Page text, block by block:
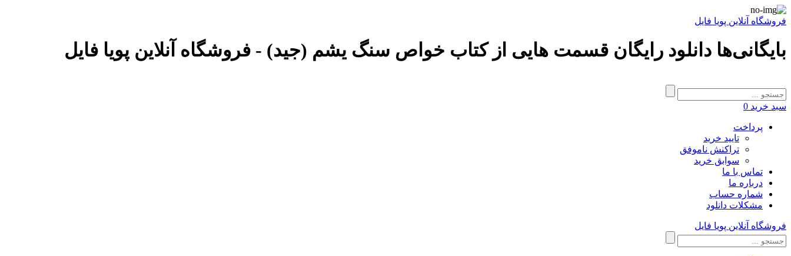
فروشگاه آنلاین پویا فایل
بایگانی‌ها دانلود رایگان قسمت هایی از کتاب خواص سنگ یشم (جید) - فروشگاه آنلاین پویا فایل
سبد خرید 0
پرداخت
تایید خرید
تراکنش ناموفق
سوابق خرید
تماس با ما
درباره ما
شماره حساب
مشکلات دانلود
فروشگاه آنلاین پویا فایل